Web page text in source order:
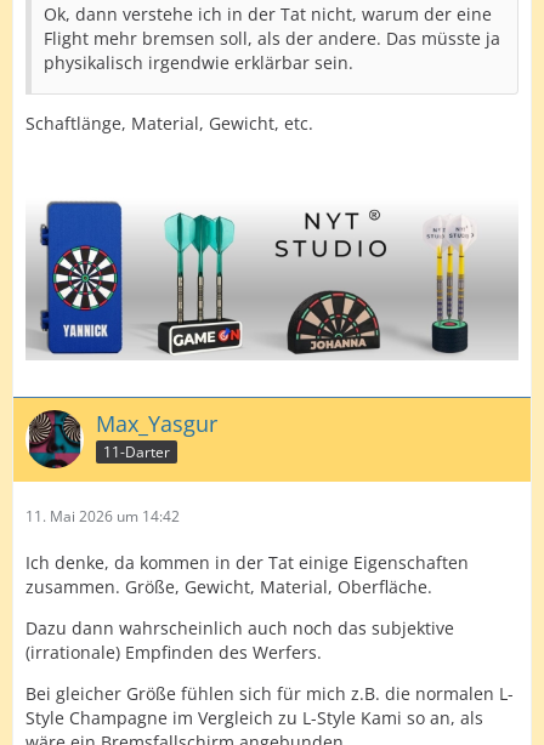
Ok, dann verstehe ich in der Tat nicht, warum der eine
Flight mehr bremsen soll, als der andere. Das müsste ja
physikalisch irgendwie erklärbar sein.
Schaftlänge, Material, Gewicht, etc.
Max_Yasgur
11-Darter
11. Mai 2026 um 14:42
Ich denke, da kommen in der Tat einige Eigenschaften
zusammen. Größe, Gewicht, Material, Oberfläche.
Dazu dann wahrscheinlich auch noch das subjektive
(irrationale) Empfinden des Werfers.
Bei gleicher Größe fühlen sich für mich z.B. die normalen L-
Style Champagne im Vergleich zu L-Style Kami so an, als